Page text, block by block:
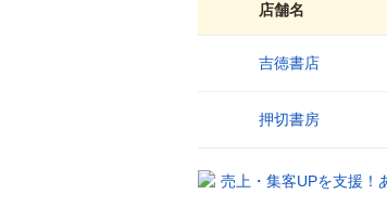
店舗名
吉徳書店
押切書房